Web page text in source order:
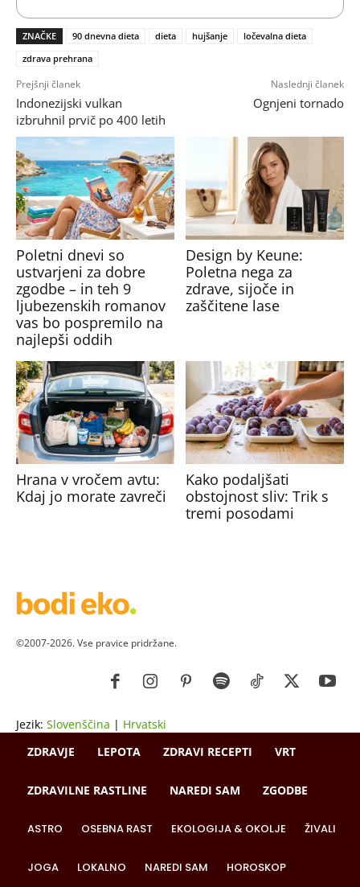
ZNAČKE 90 dnevna dieta dieta hujšanje
ločevalna dieta
zdrava prehrana
Prejšnji članek
Indonezijski vulkan
izbruhnil prvič po 400 letih
Naslednji članek
Ognjeni tornado
Poletni dnevi so
ustvarjeni za dobre
zgodbe – in teh 9
ljubezenskih romanov
vas bo pospremilo na
najlepši oddih
Design by Keune:
Poletna nega za
zdrave, sijoče in
zaščitene lase
Hrana v vročem avtu:
Kdaj jo morate zavreči
Kako podaljšati
obstojnost sliv: Trik s
tremi posodami
©2007-2026. Vse pravice pridržane.
Jezik: Slovenščina | Hrvatski
ZDRAVJE
LEPOTA ZDRAVI RECEPTI VRT
ZDRAVILNE RASTLINE NAREDI SAM ZGODBE
ASTRO OSEBNA RAST EKOLOGIJA & OKOLJE ŽIVALI
JOGA LOKALNO NAREDI SAM HOROSKOP